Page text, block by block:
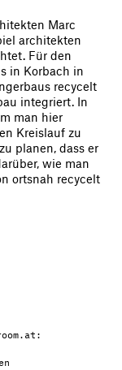
Marc
architekten
Für den
in Korbach in
recycelt
integriert. In
man hier
Kreislauf zu
planen, dass er
wie man
ortsnah recycelt